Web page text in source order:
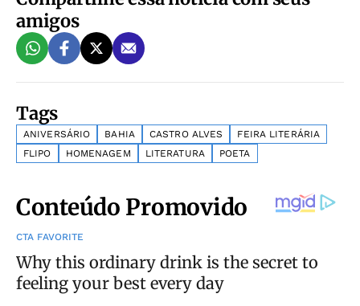
amigos
Tags
ANIVERSÁRIO BAHIA CASTRO ALVES
FEIRA LITERÁRIA
FLIPO
HOMENAGEM LITERATURA POETA